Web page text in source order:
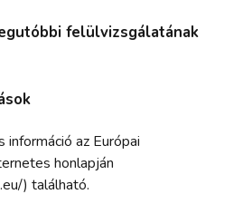
felülvizsgálatának
az Európai
honlapján
) található.